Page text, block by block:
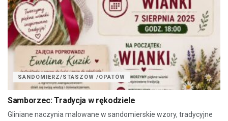
SANDOMIERZ/STASZÓW /OPATÓW
Samborzec: Tradycja w rękodziele
Gliniane naczynia malowane w sandomierskie wzory, tradycyjne